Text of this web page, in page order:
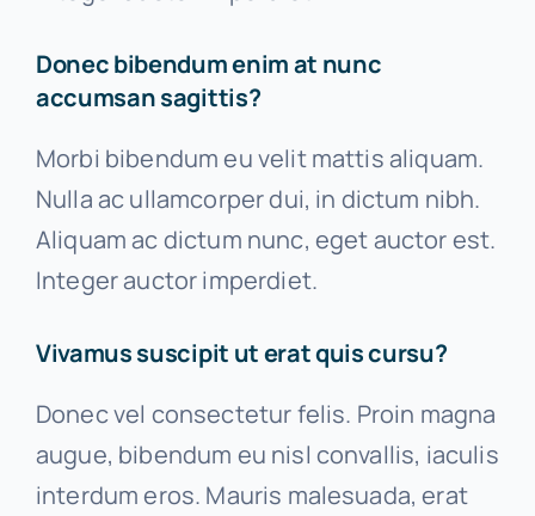
Donec bibendum enim at nunc
accumsan sagittis?
Morbi bibendum eu velit mattis aliquam.
Nulla ac ullamcorper dui, in dictum nibh.
Aliquam ac dictum nunc, eget auctor est.
Integer auctor imperdiet.
Vivamus suscipit ut erat quis cursu?
Donec vel consectetur felis. Proin magna
augue, bibendum eu nisl convallis, iaculis
interdum eros. Mauris malesuada, erat